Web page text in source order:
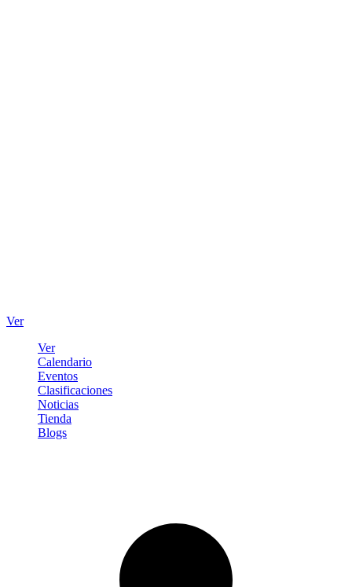
Ver
Ver
Calendario
Eventos
Clasificaciones
Noticias
Tienda
Blogs